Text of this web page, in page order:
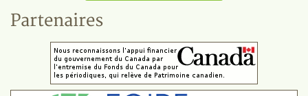
Partenaires